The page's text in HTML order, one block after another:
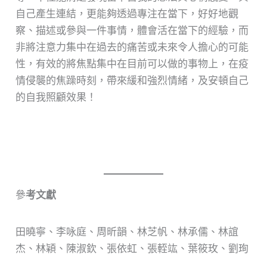
自己產生連結，更能夠透過專注在當下，好好地觀
察、描述或參與一件事情，體會活在當下的經驗，而
非將注意力集中在過去的痛苦或未來令人擔心的可能
性，有效的將焦點集中在目前可以做的事物上，在疫
情侵襲的焦躁時刻，帶來緩和強烈情緒，及安頓自己
的自我照顧效果！
參考文獻
田曉寧、李咏庭、周昕韻、林芝帆、林承儒、林誼
杰、林穎、陳淑欽、張依虹、張輊竑、葉筱玫、劉珣